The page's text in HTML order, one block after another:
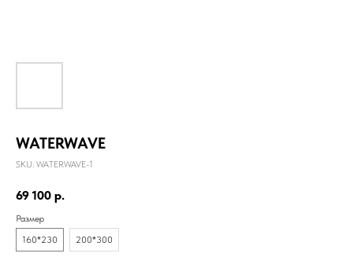
WATERWAVE
SKU: WATERWAVE-1
69 100 р.
Размер
160*230
200*300